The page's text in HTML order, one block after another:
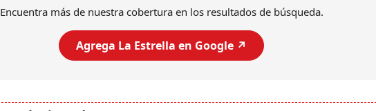
Encuentra más de nuestra cobertura en los resultados de búsqueda.
Agrega La Estrella en Google ↗️